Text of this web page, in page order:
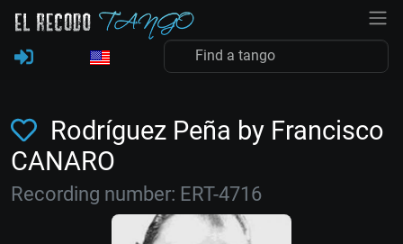
Rodríguez Peña by Francisco
CANARO
Recording number: ERT-4716